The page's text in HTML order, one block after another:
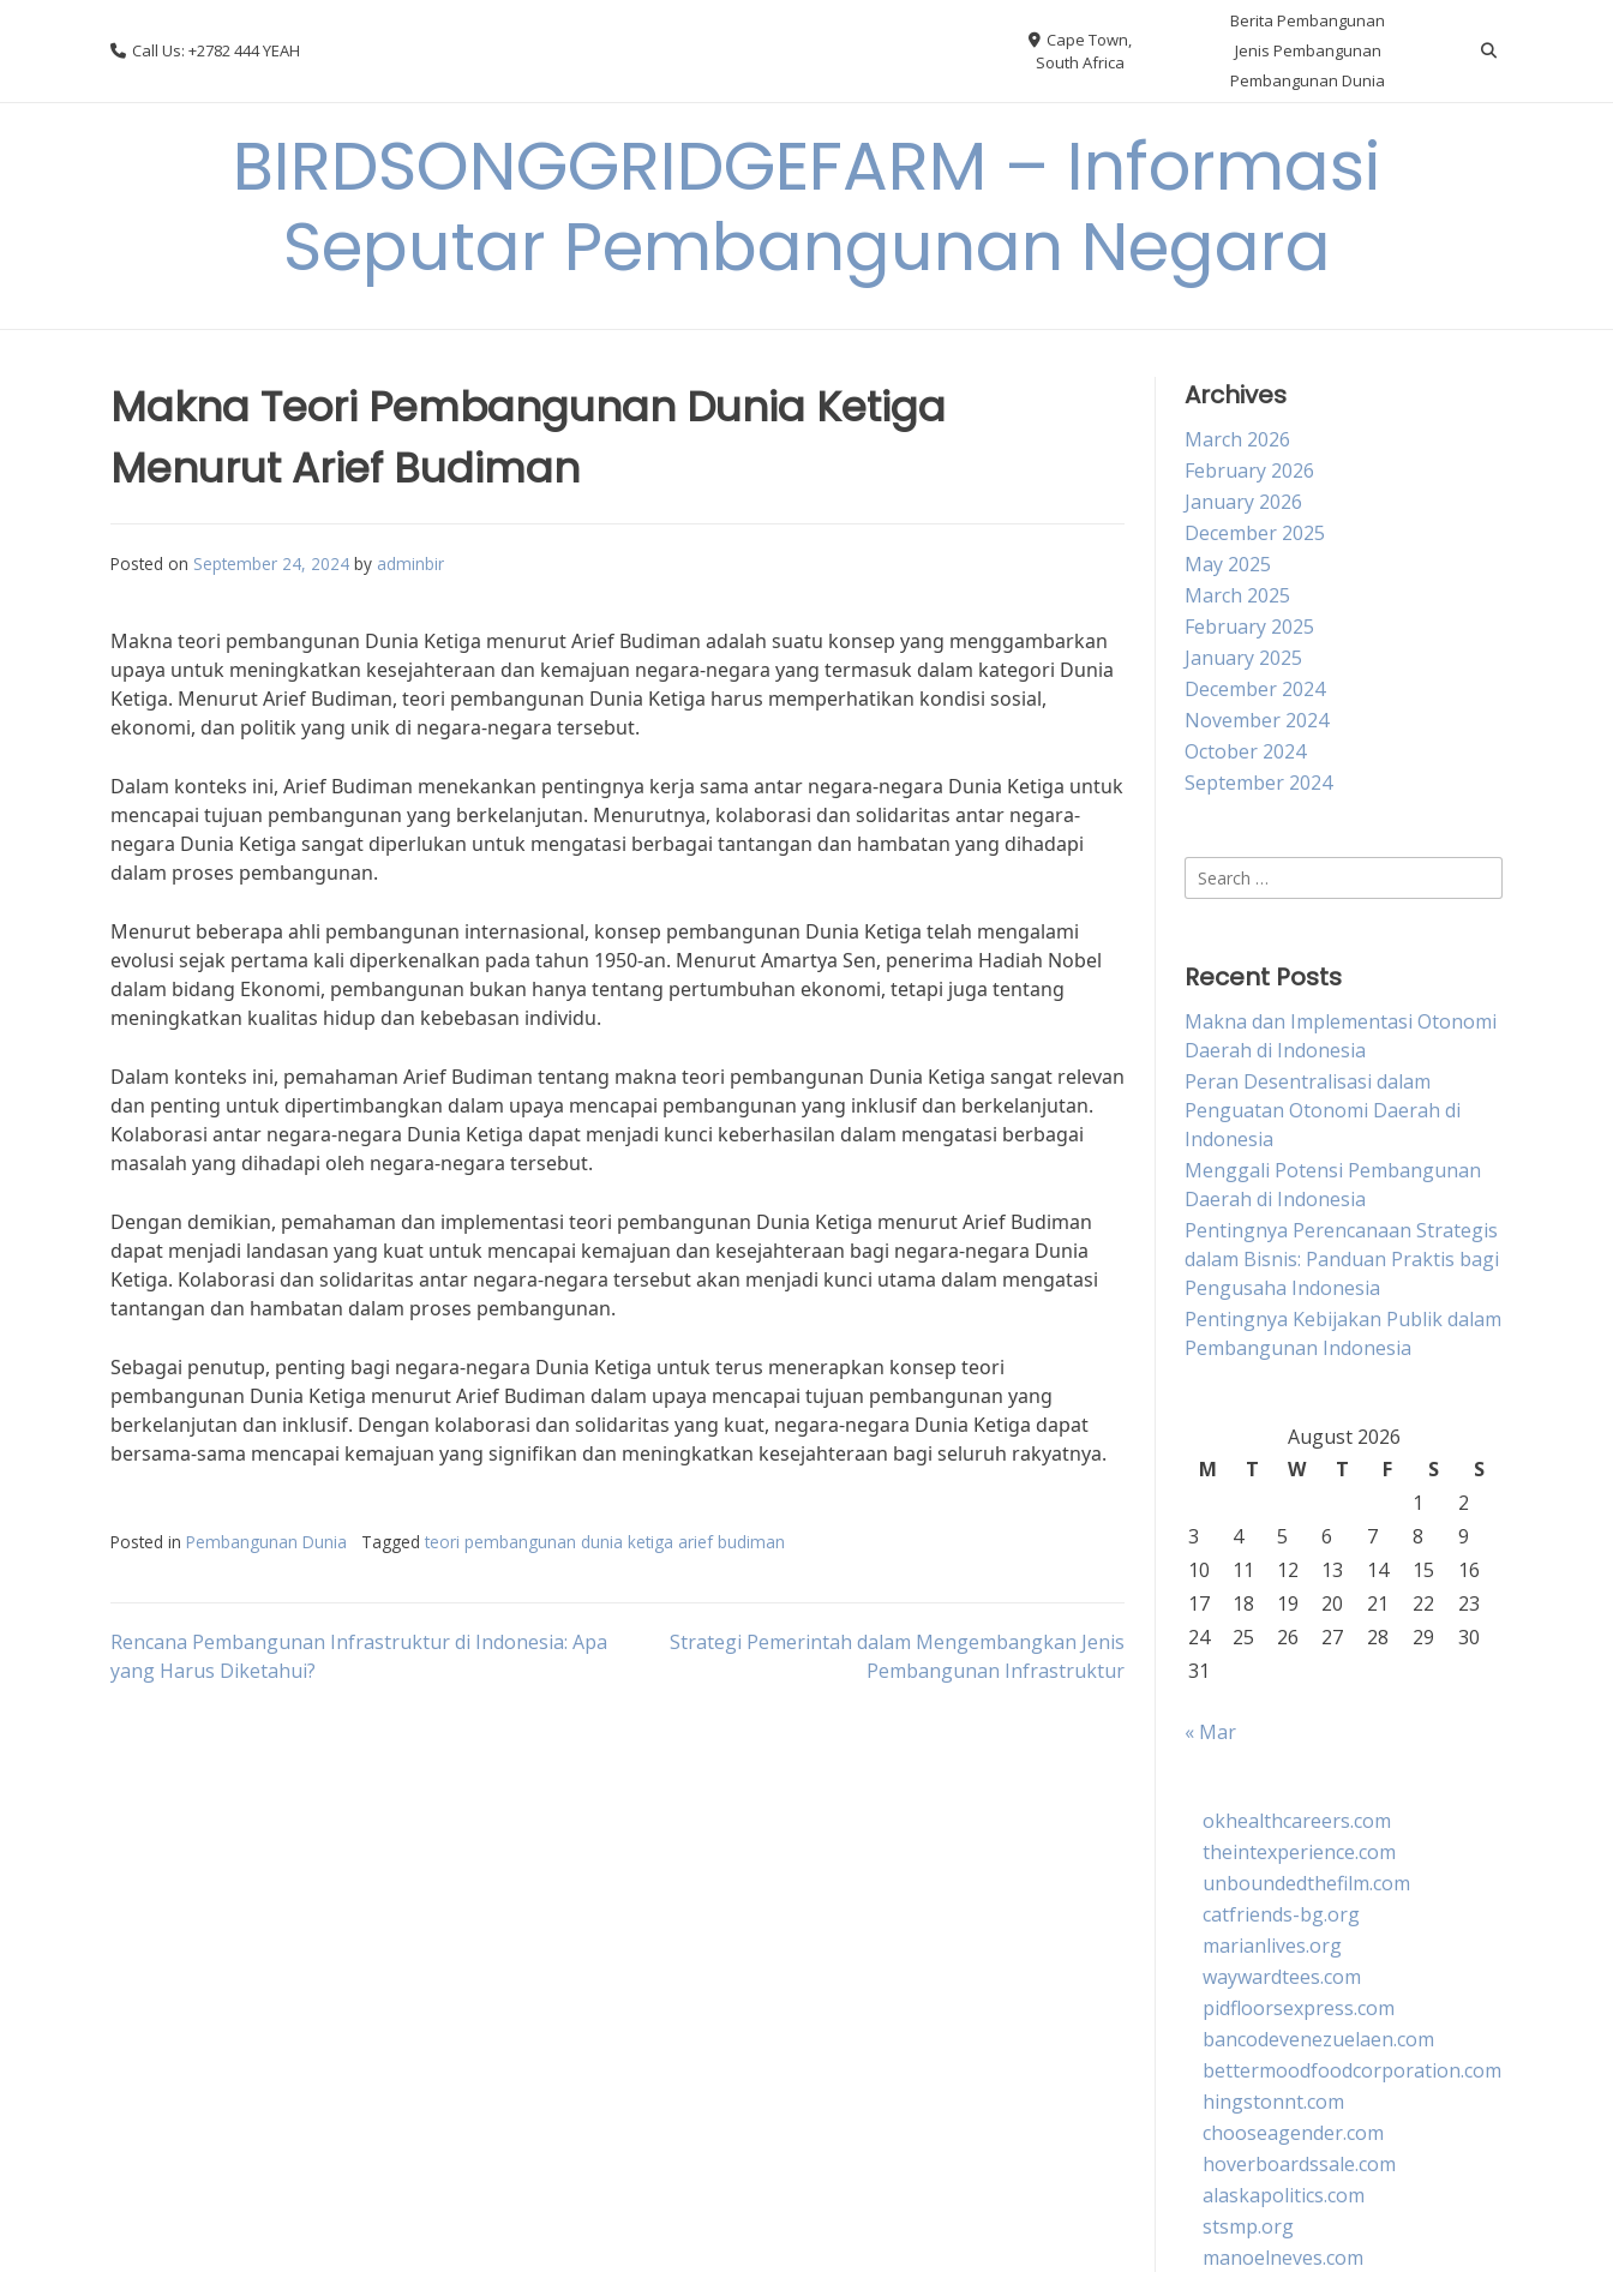
Call Us: +2782 444 YEAH
Cape Town,
South Africa
Berita Pembangunan
Jenis Pembangunan
Pembangunan Dunia
BIRDSONGGRIDGEFARM – Informasi
Seputar Pembangunan Negara
Makna Teori Pembangunan Dunia Ketiga
Menurut Arief Budiman
Posted on September 24, 2024 by adminbir
Makna teori pembangunan Dunia Ketiga menurut Arief Budiman adalah suatu konsep yang menggambarkan
upaya untuk meningkatkan kesejahteraan dan kemajuan negara-negara yang termasuk dalam kategori Dunia
Ketiga. Menurut Arief Budiman, teori pembangunan Dunia Ketiga harus memperhatikan kondisi sosial,
ekonomi, dan politik yang unik di negara-negara tersebut.
Dalam konteks ini, Arief Budiman menekankan pentingnya kerja sama antar negara-negara Dunia Ketiga untuk
mencapai tujuan pembangunan yang berkelanjutan. Menurutnya, kolaborasi dan solidaritas antar negara-
negara Dunia Ketiga sangat diperlukan untuk mengatasi berbagai tantangan dan hambatan yang dihadapi
dalam proses pembangunan.
Menurut beberapa ahli pembangunan internasional, konsep pembangunan Dunia Ketiga telah mengalami
evolusi sejak pertama kali diperkenalkan pada tahun 1950-an. Menurut Amartya Sen, penerima Hadiah Nobel
dalam bidang Ekonomi, pembangunan bukan hanya tentang pertumbuhan ekonomi, tetapi juga tentang
meningkatkan kualitas hidup dan kebebasan individu.
Dalam konteks ini, pemahaman Arief Budiman tentang makna teori pembangunan Dunia Ketiga sangat relevan
dan penting untuk dipertimbangkan dalam upaya mencapai pembangunan yang inklusif dan berkelanjutan.
Kolaborasi antar negara-negara Dunia Ketiga dapat menjadi kunci keberhasilan dalam mengatasi berbagai
masalah yang dihadapi oleh negara-negara tersebut.
Dengan demikian, pemahaman dan implementasi teori pembangunan Dunia Ketiga menurut Arief Budiman
dapat menjadi landasan yang kuat untuk mencapai kemajuan dan kesejahteraan bagi negara-negara Dunia
Ketiga. Kolaborasi dan solidaritas antar negara-negara tersebut akan menjadi kunci utama dalam mengatasi
tantangan dan hambatan dalam proses pembangunan.
Sebagai penutup, penting bagi negara-negara Dunia Ketiga untuk terus menerapkan konsep teori
pembangunan Dunia Ketiga menurut Arief Budiman dalam upaya mencapai tujuan pembangunan yang
berkelanjutan dan inklusif. Dengan kolaborasi dan solidaritas yang kuat, negara-negara Dunia Ketiga dapat
bersama-sama mencapai kemajuan yang signifikan dan meningkatkan kesejahteraan bagi seluruh rakyatnya.
Posted in Pembangunan Dunia Tagged teori pembangunan dunia ketiga arief budiman
Post
Rencana Pembangunan Infrastruktur di Indonesia: Apa
yang Harus Diketahui?
Strategi Pemerintah dalam Mengembangkan Jenis
Pembangunan Infrastruktur
Archives
March 2026
February 2026
January 2026
December 2025
May 2025
March 2025
February 2025
January 2025
December 2024
November 2024
October 2024
September 2024
Search
for:
Recent Posts
Makna dan Implementasi Otonomi
Daerah di Indonesia
Peran Desentralisasi dalam
Penguatan Otonomi Daerah di
Indonesia
Menggali Potensi Pembangunan
Daerah di Indonesia
Pentingnya Perencanaan Strategis
dalam Bisnis: Panduan Praktis bagi
Pengusaha Indonesia
Pentingnya Kebijakan Publik dalam
Pembangunan Indonesia
August 2026
M
T W T F S
S
1
2
3
4 5 6 7 8
9
10
11 12 13 14 15
16
17
18 19 20 21 22
23
24
25 26 27 28 29
30
31
« Mar
okhealthcareers.com
theintexperience.com
unboundedthefilm.com
catfriends-bg.org
marianlives.org
waywardtees.com
pidfloorsexpress.com
bancodevenezuelaen.com
bettermoodfoodcorporation.com
hingstonnt.com
chooseagender.com
hoverboardssale.com
alaskapolitics.com
stsmp.org
manoelneves.com